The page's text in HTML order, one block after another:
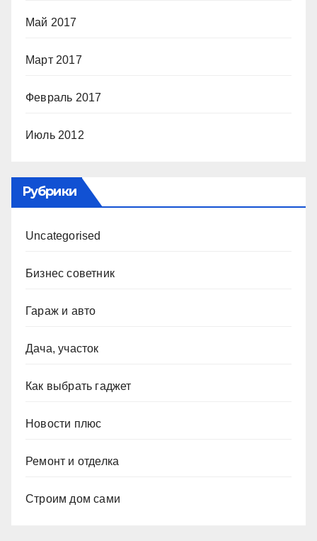
Май 2017
Март 2017
Февраль 2017
Июль 2012
Рубрики
Uncategorised
Бизнес советник
Гараж и авто
Дача, участок
Как выбрать гаджет
Новости плюс
Ремонт и отделка
Строим дом сами